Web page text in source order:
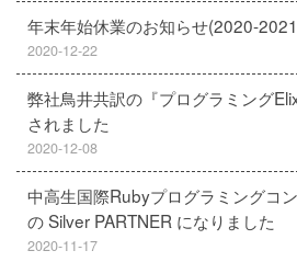
年末年始休業のお知らせ(2020-
2020-12-22
弊社鳥井共訳の『プログラミング
されました
2020-12-08
中高生国際Rubyプログラミングコ
の Silver PARTNER になりました
2020-11-17